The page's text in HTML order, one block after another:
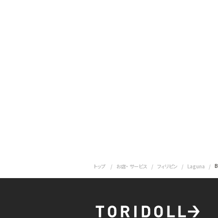
トップ お店・ サービス フィリピン Laguna